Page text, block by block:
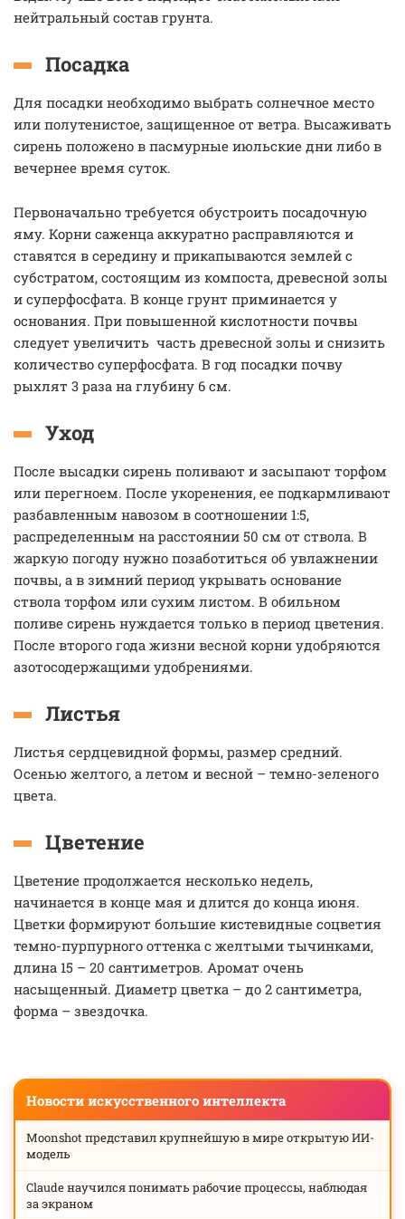
нейтральный состав грунта.
Посадка
Для посадки необходимо выбрать солнечное место
или полутенистое, защищенное от ветра. Высаживать
сирень положено в пасмурные июльские дни либо в
вечернее время суток.
Первоначально требуется обустроить посадочную
яму. Корни саженца аккуратно расправляются и
ставятся в середину и прикапываются землей с
субстратом, состоящим из компоста, древесной золы
и суперфосфата. В конце грунт приминается у
основания. При повышенной кислотности почвы
следует увеличить часть древесной золы и снизить
количество суперфосфата. В год посадки почву
рыхлят 3 раза на глубину 6 см.
Уход
После высадки сирень поливают и засыпают торфом
или перегноем. После укоренения, ее подкармливают
разбавленным навозом в соотношении 1:5,
распределенным на расстоянии 50 см от ствола. В
жаркую погоду нужно позаботиться об увлажнении
почвы, а в зимний период укрывать основание
ствола торфом или сухим листом. В обильном
поливе сирень нуждается только в период цветения.
После второго года жизни весной корни удобряются
азотосодержащими удобрениями.
Листья
Листья сердцевидной формы, размер средний.
Осенью желтого, а летом и весной – темно-зеленого
цвета.
Цветение
Цветение продолжается несколько недель,
начинается в конце мая и длится до конца июня.
Цветки формируют большие кистевидные соцветия
темно-пурпурного оттенка с желтыми тычинками,
длина 15 – 20 сантиметров. Аромат очень
насыщенный. Диаметр цветка – до 2 сантиметра,
форма – звездочка.
Новости искусственного интеллекта
Moonshot представил крупнейшую в мире открытую ИИ-
модель
Claude научился понимать рабочие процессы, наблюдая
за экраном